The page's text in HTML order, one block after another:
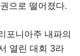
으로 떨어졌다.
포니아주 내파의
열린 대회 3라